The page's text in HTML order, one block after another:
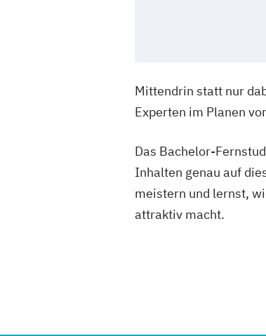
Mittendrin statt nur
Experten im Planen
Das Bachelor-
Inhalten genau auf
meistern und lernst,
attraktiv macht.